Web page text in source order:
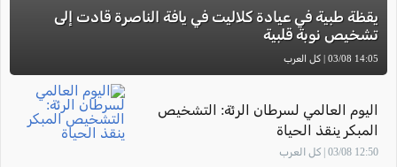
يقظة طبية في عيادة كلاليت في يافة الناصرة قادت إلى
تشخيص نوبة قلبية
14:05 03/08 | كل العرب
اليوم العالمي لسرطان الرئة: التشخيص
المبكر ينقذ الحياة
12:50 03/08 | كل العرب